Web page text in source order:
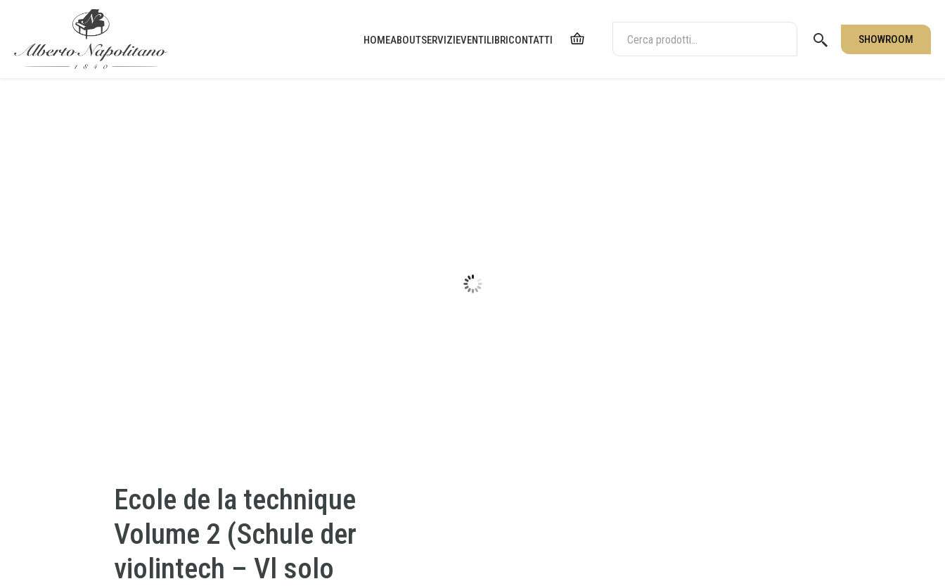
HOMEABOUTSERVIZIEVENTILIBRICONTATTI SHOWROOM
Ecole de la technique
Volume 2 (Schule der
violintech – Vl solo